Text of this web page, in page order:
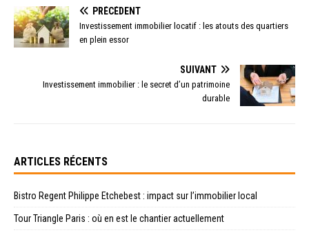
PRÉCÉDENT
Investissement immobilier locatif : les atouts des quartiers
en plein essor
SUIVANT
Investissement immobilier : le secret d’un patrimoine
durable
ARTICLES RÉCENTS
Bistro Regent Philippe Etchebest : impact sur l’immobilier local
Tour Triangle Paris : où en est le chantier actuellement